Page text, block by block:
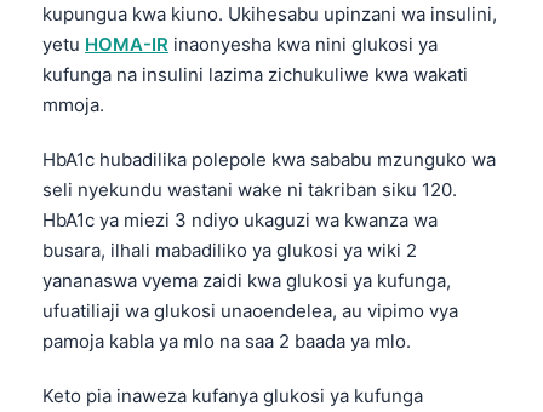
kupungua kwa kiuno. Ukihesabu upinzani wa insulini,
yetu HOMA-IR inaonyesha kwa nini glukosi ya
kufunga na insulini lazima zichukuliwe kwa wakati
mmoja.
HbA1c hubadilika polepole kwa sababu mzunguko wa
seli nyekundu wastani wake ni takriban siku 120.
HbA1c ya miezi 3 ndiyo ukaguzi wa kwanza wa
busara, ilhali mabadiliko ya glukosi ya wiki 2
yananaswa vyema zaidi kwa glukosi ya kufunga,
ufuatiliaji wa glukosi unaoendelea, au vipimo vya
pamoja kabla ya mlo na saa 2 baada ya mlo.
Keto pia inaweza kufanya glukosi ya kufunga
Hrvatski
Slovenčina
كوردی‎
پښتو
سنڌي
অসমীয়া
Galego
Latviešu valoda